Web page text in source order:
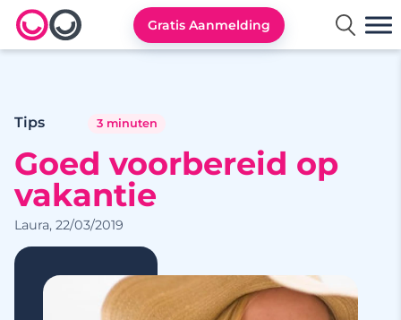
Lexa logo
Gratis Aanmelding
Tips 3 minuten
Goed voorbereid op
vakantie
Laura, 22/03/2019